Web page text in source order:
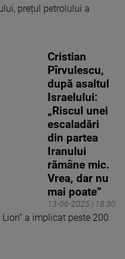
prețul petrolului a
13-06-2025 | 18:30
Cristian
Pîrvulescu,
după asaltul
Israelului:
„Riscul unei
escaladări
din partea
Iranului
rămâne mic.
Vrea, dar nu
mai poate”
a implicat peste 200